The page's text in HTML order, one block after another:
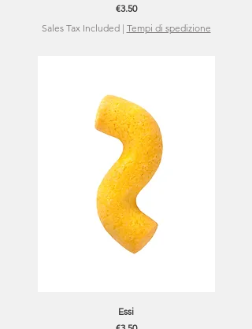
Price
€3.50
Sales Tax Included| Tempi di spedizione
Essi